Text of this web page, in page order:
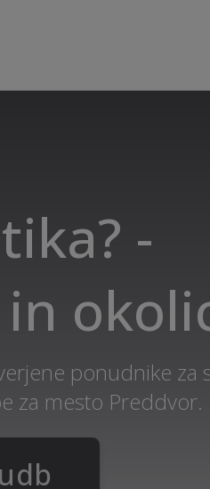
-
ponudnike za
za mesto Preddvor.